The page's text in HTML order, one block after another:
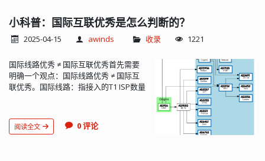
小科普：国际互联优秀是怎么判断的？
2025-04-15 awinds 收录 1221
国际线路优秀 ≠ 国际互联优秀首先需要
明确一个观点：国际线路优秀 ≠ 国际互
联优秀。国际线路：指接入的T1 ISP数量
秀。案例分析: DMIT 香港节点以行业内
的大佬 DMIT 为例，其在香港地区接入了
阅读全文 0 评论